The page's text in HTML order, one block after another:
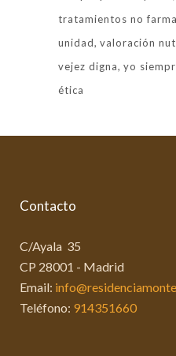
tratamientos no
unidad valoración
vejez digna yo
ética
Contacto
C/Ayala 35
CP 28001 - Madrid
Email:
Teléfono: 914351660